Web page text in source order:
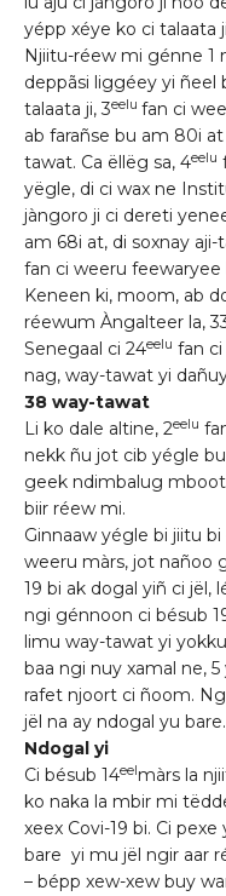
yépp xéye ko ci talaata
Njiitu-réew mi génne 1
deppãsi liggéey yi ñeel
talaata ji, 3eelu fan ci
ab farañse bu am 80i
tawat. Ca ëllëg sa, 4eelu
yëgle, di ci wax ne
jàngoro ji ci dereti
am 68i at, di soxnay
fan ci weeru feewaryee
Keneen ki, moom, ab
réewum Àngalteer la,
Senegaal ci 24eelu fan
nag, way-tawat yi
38 way-tawat
Li ko dale altine, 2eelu
nekk ñu jot cib yégle
geek ndimbalug
biir réew mi.
Ginnaaw yégle bi jiitu
weeru màrs, jot nañoo
19 bi ak dogal yiñ ci jël,
ngi génnoon ci bésub
limu way-tawat yi
baa ngi nuy xamal ne,
rafet njoort ci ñoom.
jël na ay ndogal yu bare.
Ndogal yi
Ci bésub 14eel màrs la
ko naka la mbir mi
xeex Covi-19 bi. Ci
bare yi mu jël ngir aar
– bépp xew-xew buy